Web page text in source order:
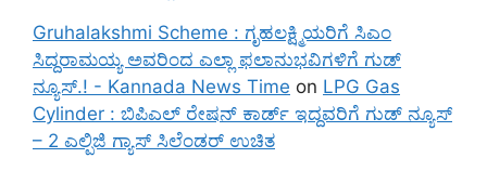
Gruhalakshmi Scheme : ಗೃಹಲಕ್ಷ್ಮಿಯರಿಗೆ ಸಿಎಂ
ಸಿದ್ದರಾಮಯ್ಯ ಅವರಿಂದ ಎಲ್ಲಾ ಫಲಾನುಭವಿಗಳಿಗೆ ಗುಡ್
ನ್ಯೂಸ್.! - Kannada News Time on LPG Gas
Cylinder : ಬಿಪಿಎಲ್ ರೇಷನ್ ಕಾರ್ಡ್ ಇದ್ದವರಿಗೆ ಗುಡ್ ನ್ಯೂಸ್
– 2 ಎಲ್ಪಿಜಿ ಗ್ಯಾಸ್ ಸಿಲೆಂಡರ್ ಉಚಿತ